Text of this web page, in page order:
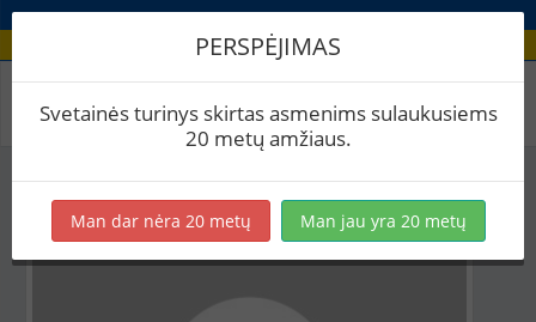
Aludario paskyra
PERSPĖJIMAS
Svetainės turinys skirtas asmenims sulaukusiems
20 metų amžiaus.
Man dar nėra 20 metų Man jau yra 20 metų